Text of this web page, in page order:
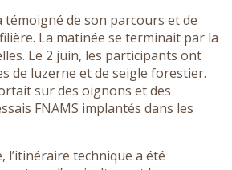
témoigné de son parcours et de
La matinée se terminait par la
Le 2 juin, les participants ont
de luzerne et de seigle forestier.
sur des oignons et des
FNAMS implantés dans les
l’itinéraire technique a été